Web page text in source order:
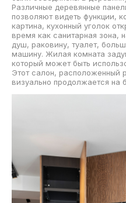
Различные деревянные
позволяют видеть функции,
картина, кухонный уголок
время как санитарная зона,
душ, раковину, туалет,
машину. Жилая комната
который может быть
Этот салон, расположенный
визуально продолжается на